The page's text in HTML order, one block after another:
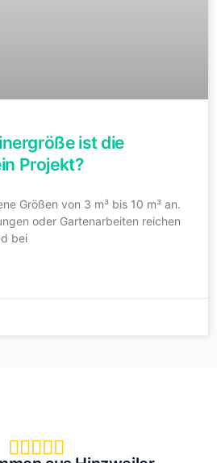
ist die
Projekt?
Größen von 3 m³ bis 10 m³ an.
oder Gartenarbeiten reichen
bei
    